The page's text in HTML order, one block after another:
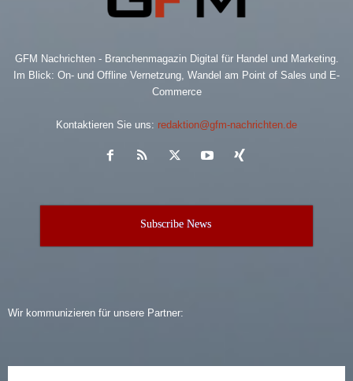
GFM Nachrichten - Branchenmagazin Digital für Handel und Marketing.
Im Blick: On- und Offline Vernetzung, Wandel am Point of Sales und E-
Commerce
Kontaktieren Sie uns: redaktion@gfm-nachrichten.de
Subscribe News
Wir kommunizieren für unsere Partner: